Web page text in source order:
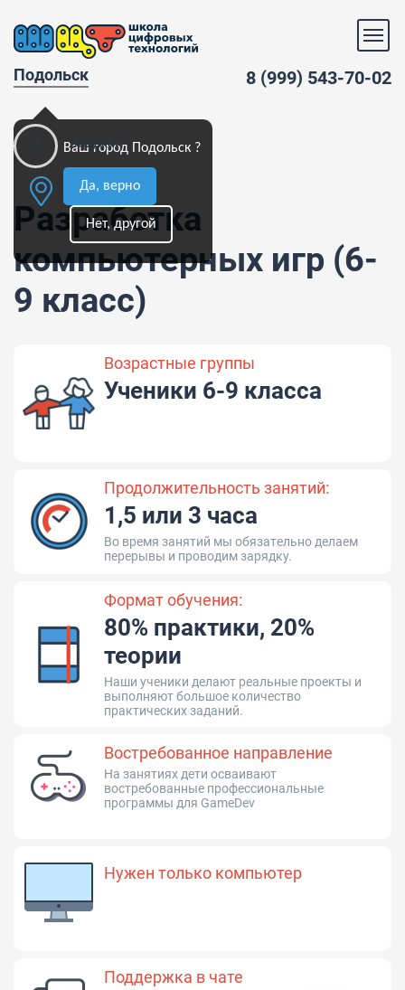
Подольск
Ваш город Подольск ?
Да, верно
Нет, другой
8 (999) 543-70-02
Кружки
Разработка
компьютерных игр (6-
9 класс)
Возрастные группы
Ученики 6-9 класса
Продолжительность занятий:
1,5 или 3 часа
Во время занятий мы обязательно делаем
перерывы и проводим зарядку.
Формат обучения:
80% практики, 20%
теории
Наши ученики делают реальные проекты и
выполняют большое количество
практических заданий.
Востребованное направление
На занятиях дети осваивают
востребованные профессиональные
программы для GameDev
Нужен только компьютер
Поддержка в чате